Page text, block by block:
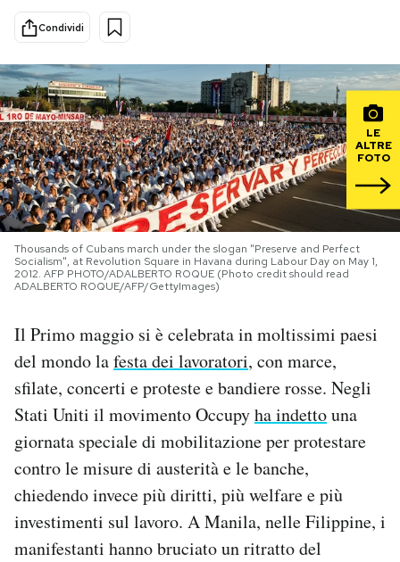
Scienza
Cultura
Economia
Sport
Altrecose
Mondiali calcio 2026
PODCAST
NEWSLETTER
I MIEI PREFERITI
CALENDARIO
AREA PERSONALE
Area Personale
Newsletter
Notifiche mobile
Condividi
LE
ALTRE
FOTO
Thousands of Cubans march under the slogan "Preserve and Perfect
Socialism", at Revolution Square in Havana during Labour Day on May 1,
2012. AFP PHOTO/ADALBERTO ROQUE (Photo credit should read
ADALBERTO ROQUE/AFP/GettyImages)
Il Primo maggio si è celebrata in moltissimi paesi
del mondo lafesta dei lavoratori, con marce,
sfilate, concerti e proteste e bandiere rosse. Negli
Stati Uniti il movimento Occupyha indettouna
giornata speciale di mobilitazione per protestare
contro le misure di austerità e le banche,
chiedendo invece più diritti, più welfare e più
investimenti sul lavoro. A Manila, nelle Filippine, i
manifestanti hanno bruciato un ritratto del